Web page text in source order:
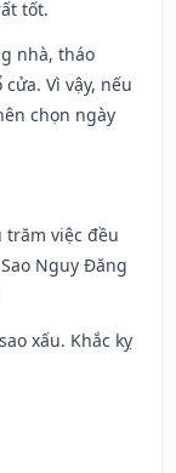
tốt.
nhà, tháo
Vì vậy, nếu
chọn ngày
trăm việc đều
Nguy Đăng
xấu. Khắc kỵ